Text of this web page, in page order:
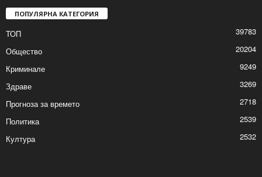
ПОПУЛЯРНА КАТЕГОРИЯ
ТОП
39783
Общество
20204
Криминале
9249
Здраве
3269
Прогноза за времето
2718
Политика
2539
Култура
2532